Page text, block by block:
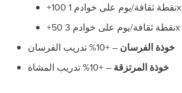
+100 نقطة ثقافة/يوم على خوادم 1x
+50 نقطة ثقافة/يوم على خوادم 3x
خوذة الفرسان – +10% تدريب الفرسان
خوذة المرتزقة – +10% تدريب المشاة